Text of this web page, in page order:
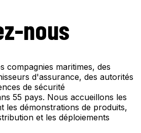
nous
compagnies maritimes, des
d'assurance, des autorités
de sécurité
55 pays. Nous accueillons les
les démonstrations de produits,
et les déploiements